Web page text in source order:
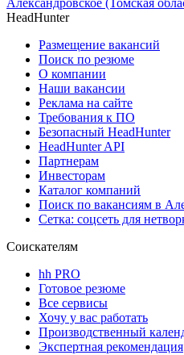
Александровское (Томская
HeadHunter
Размещение вакансий
Поиск по резюме
О компании
Наши вакансии
Реклама на сайте
Требования к ПО
Безопасный HeadHunter
HeadHunter API
Партнерам
Инвесторам
Каталог компаний
Поиск по вакансиям в
Сетка: соцсеть для
Соискателям
hh PRO
Готовое резюме
Все сервисы
Хочу у вас работать
Производственный
Экспертная рекомендация